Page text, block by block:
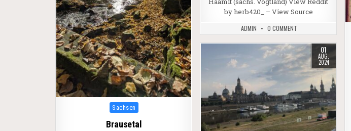
Posted in
Sachsen
Brausetal
by herb420_ – View Source
ADMIN 0 COMMENT
01
AUG.
2024